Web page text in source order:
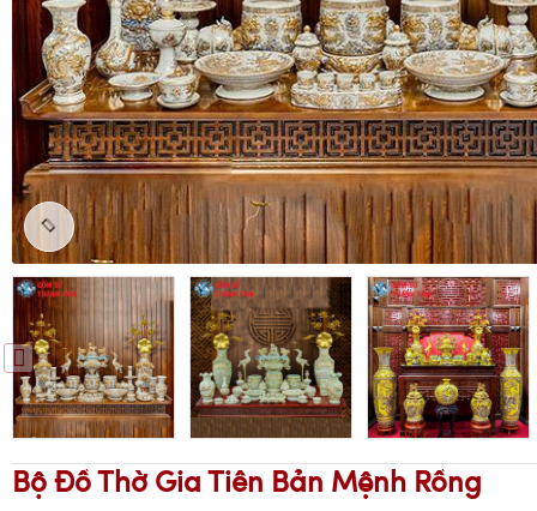
Bộ Đồ Thờ Gia Tiên Bản Mệnh Rồng